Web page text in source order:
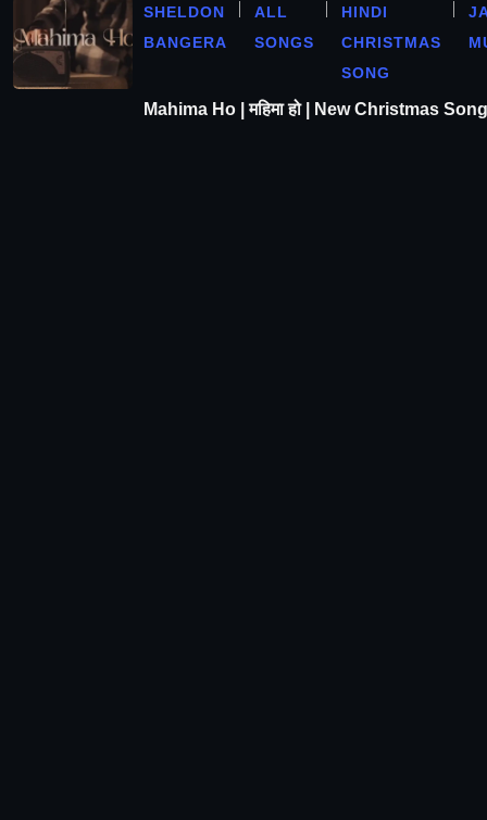
SHELDON
BANGERA
ALL
SONGS
HINDI
CHRISTMAS
SONG
Mahima Ho | महिमा हो | New Christmas Song